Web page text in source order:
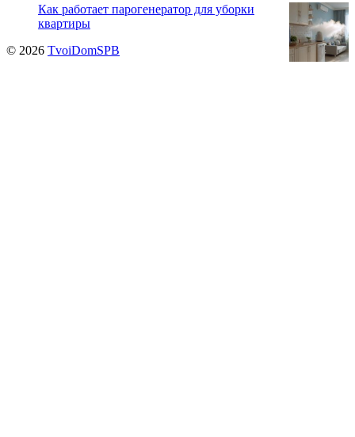
Как работает парогенератор для уборки
квартиры
© 2026 TvoiDomSPB